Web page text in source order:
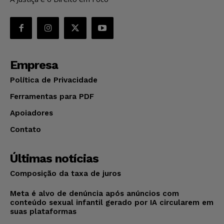
Empresa
Política de Privacidade
Ferramentas para PDF
Apoiadores
Contato
Últimas notícias
Composição da taxa de juros
Meta é alvo de denúncia após anúncios com
conteúdo sexual infantil gerado por IA circularem em
suas plataformas